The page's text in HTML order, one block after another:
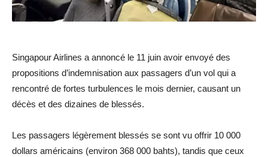
Singapour Airlines a annoncé le 11 juin avoir envoyé des
propositions d’indemnisation aux passagers d’un vol qui a
rencontré de fortes turbulences le mois dernier, causant un
décès et des dizaines de blessés.
Les passagers légèrement blessés se sont vu offrir 10 000
dollars américains (environ 368 000 bahts), tandis que ceux